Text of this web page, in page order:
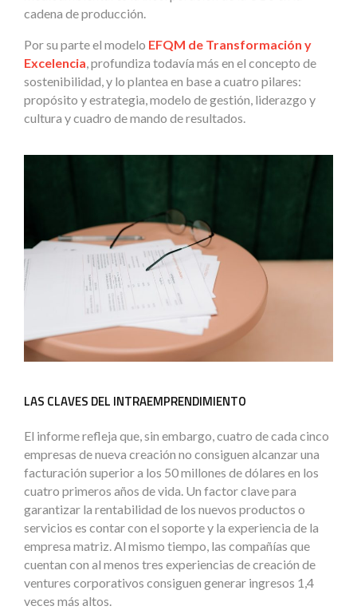
cadena de producción.
Por su parte el modelo EFQM de Transformación y
Excelencia, profundiza todavía más en el concepto de
sostenibilidad, y lo plantea en base a cuatro pilares:
propósito y estrategia, modelo de gestión, liderazgo y
cultura y cuadro de mando de resultados.
LAS CLAVES DEL INTRAEMPRENDIMIENTO
El informe refleja que, sin embargo, cuatro de cada cinco
empresas de nueva creación no consiguen alcanzar una
facturación superior a los 50 millones de dólares en los
cuatro primeros años de vida. Un factor clave para
garantizar la rentabilidad de los nuevos productos o
servicios es contar con el soporte y la experiencia de la
empresa matriz. Al mismo tiempo, las compañías que
cuentan con al menos tres experiencias de creación de
ventures corporativos consiguen generar ingresos 1,4
veces más altos.